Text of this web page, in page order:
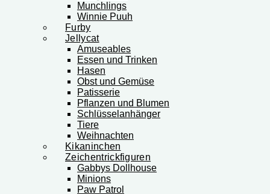
Munchlings
Winnie Puuh
Furby
Jellycat
Amuseables
Essen und Trinken
Hasen
Obst und Gemüse
Patisserie
Pflanzen und Blumen
Schlüsselanhänger
Tiere
Weihnachten
Kikaninchen
Zeichentrickfiguren
Gabbys Dollhouse
Minions
Paw Patrol